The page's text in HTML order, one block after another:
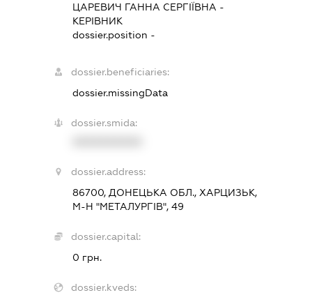
ЦАРЕВИЧ ГАННА СЕРГІЇВНА -
КЕРІВНИК
dossier.position -
dossier.beneficiaries:
dossier.missingData
dossier.smida:
dossier.address:
86700, ДОНЕЦЬКА ОБЛ., ХАРЦИЗЬК,
М-Н "МЕТАЛУРГІВ", 49
dossier.capital:
0 грн.
dossier.kveds: